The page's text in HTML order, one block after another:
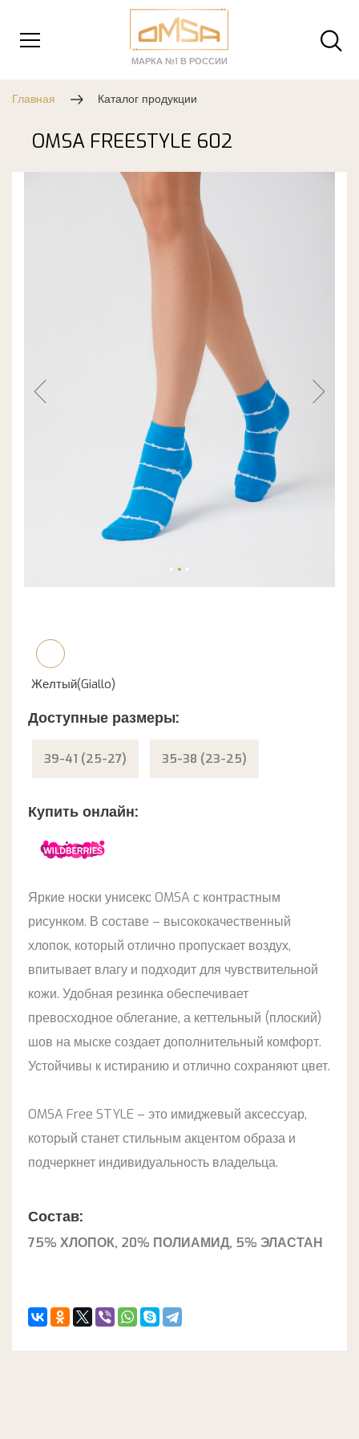
МАРКА №1 В РОССИИ
Главная Каталог продукции
OMSA FREESTYLE 602
Желтый(Giallo)
Доступные размеры:
39-41 (25-27) 35-38 (23-25)
Купить онлайн:
Яркие носки унисекс OMSA с контрастным
рисунком. В составе – высококачественный
хлопок, который отлично пропускает воздух,
впитывает влагу и подходит для чувствительной
кожи. Удобная резинка обеспечивает
превосходное облегание, а кеттельный (плоский)
шов на мыске создает дополнительный комфорт.
Устойчивы к истиранию и отлично сохраняют цвет.
OMSA Free STYLE – это имиджевый аксессуар,
который станет стильным акцентом образа и
подчеркнет индивидуальность владельца.
Состав:
75% ХЛОПОК, 20% ПОЛИАМИД, 5% ЭЛАСТАН